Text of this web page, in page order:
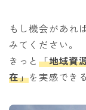
もし機会があれ
みてください。
きっと「地域資
在」を実感でき